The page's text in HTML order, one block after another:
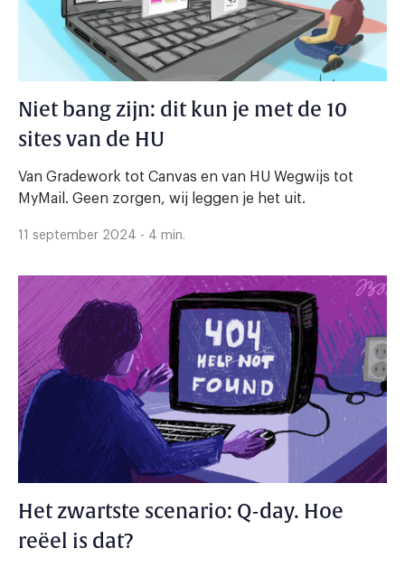
Niet bang zijn: dit kun je met de 10
sites van de HU
Van Gradework tot Canvas en van HU Wegwijs tot
MyMail. Geen zorgen, wij leggen je het uit.
11 september 2024 - 4 min.
Het zwartste scenario: Q-day. Hoe
reëel is dat?